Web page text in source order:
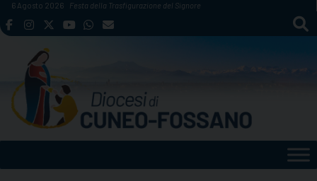
Skip
to
6 Agosto 2026 Festa della Trasfigurazione del Signore